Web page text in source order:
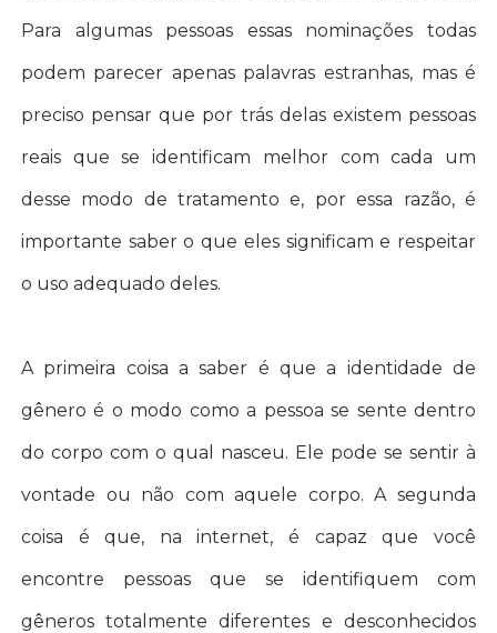
Para algumas pessoas essas nominações todas
podem parecer apenas palavras estranhas, mas é
preciso pensar que por trás delas existem pessoas
reais que se identificam melhor com cada um
desse modo de tratamento e, por essa razão, é
importante saber o que eles significam e respeitar
o uso adequado deles.
A primeira coisa a saber é que a identidade de
gênero é o modo como a pessoa se sente dentro
do corpo com o qual nasceu. Ele pode se sentir à
vontade ou não com aquele corpo. A segunda
coisa é que, na internet, é capaz que você
encontre pessoas que se identifiquem com
gêneros totalmente diferentes e desconhecidos